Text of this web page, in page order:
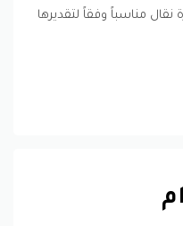
مناسباً وفقاً لتقديرها